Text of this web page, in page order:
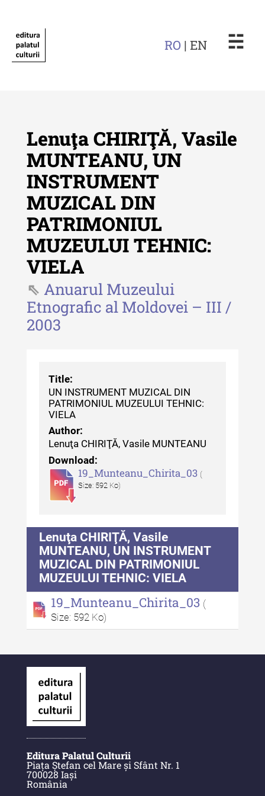
RO | EN ☵
Revista "Cercetări istorice"
Revista "Cercetări istorice" - XLIV
- 2025
Revista "Cercetări istorice" - XLIII
- 2024
Revista "Cercetări istorice" - XLII -
2023
Indexul Complet
Buletinul ”Ioan Neculce” al
Muzeului de Istorie a Moldovei -
XXIV / 2018
Buletinul ”Ioan Neculce” al
Muzeului de Istorie a Moldovei -
XXIII / 2017
Buletinul ”Ioan Neculce” al
Muzeului de Istorie a Moldovei -
Indexul Complet
Anuarul Muzeului Etnografic al
Moldovei
Anuarul Muzeului Etnografic al
Moldovei - XXII / 2022
Moldovei - XXI / 2021
Anuarul Muzeului Etnografic al
Moldovei - XX / 2020
Indexul Complet
Buletinul Muzeului Științei și
Tehnicii ”Ștefan Procopiu”
Lenuţa CHIRIŢĂ, Vasile
MUNTEANU, UN
INSTRUMENT
MUZICAL DIN
PATRIMONIUL
MUZEULUI TEHNIC:
VIELA
Anuarul Muzeului
Etnografic al Moldovei – III /
2003
Title:
UN INSTRUMENT MUZICAL DIN
PATRIMONIUL MUZEULUI TEHNIC:
VIELA
Author:
Lenuţa CHIRIŢĂ, Vasile MUNTEANU
Download:
19_Munteanu_Chirita_03 (
Size: 592 Ko)
Lenuţa CHIRIŢĂ, Vasile
MUNTEANU, UN INSTRUMENT
MUZICAL DIN PATRIMONIUL
MUZEULUI TEHNIC: VIELA
19_Munteanu_Chirita_03 (
Size: 592 Ko)
Editura Palatul Culturii
Piața Ștefan cel Mare și Sfânt Nr. 1
700028 Iași
România